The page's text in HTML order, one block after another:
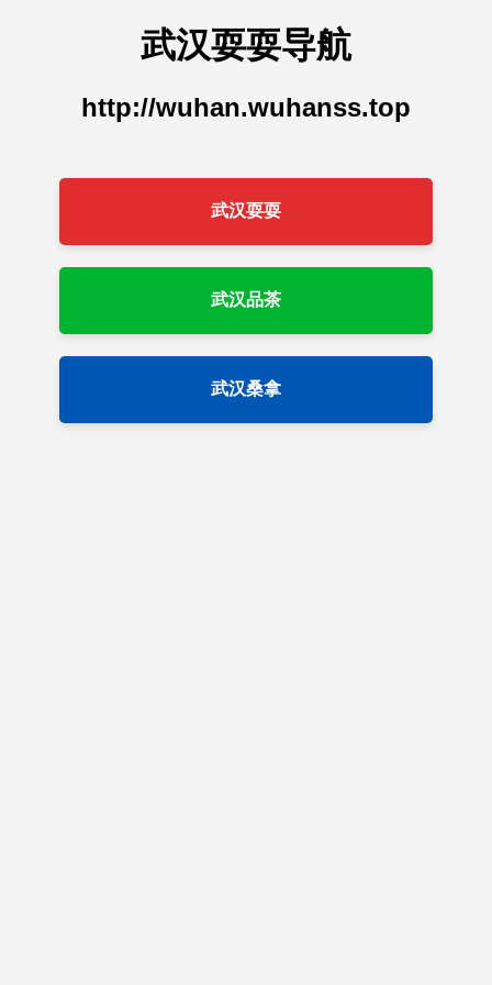
武汉耍耍导航
http://wuhan.wuhanss.top
武汉耍耍
武汉品茶
武汉桑拿